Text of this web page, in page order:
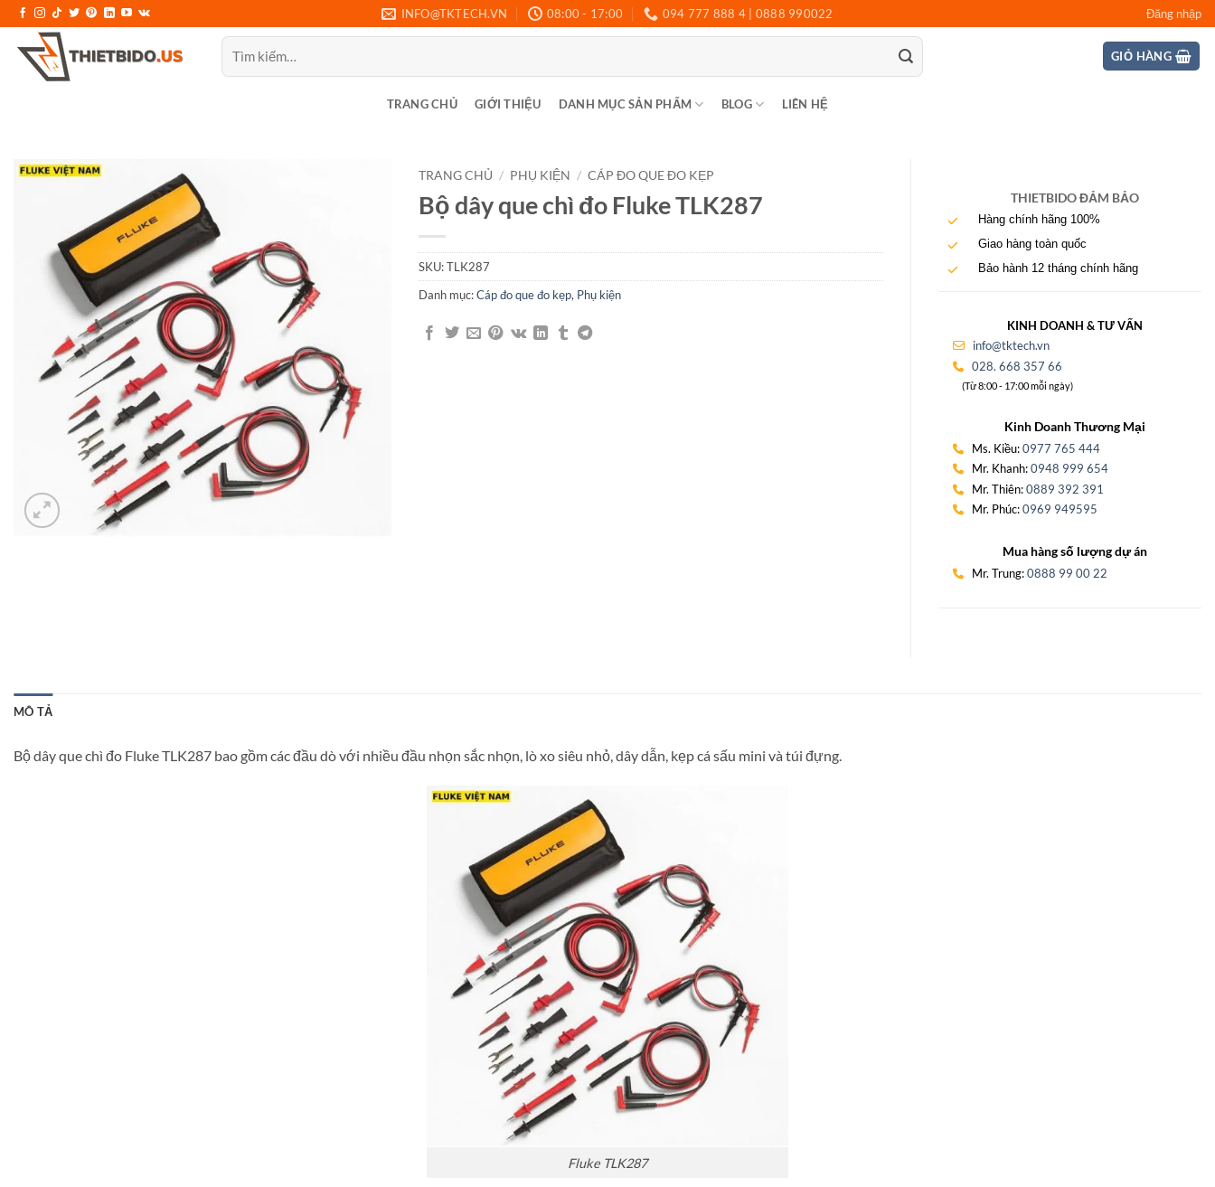
qua
nội
INFO@TKTECH.VN 08:00 - 17:00 094 777 888 4 | 0888 990022 Đăng nhập
Tìm
kiếm:
GIỎ HÀNG
TRANG CHỦ GIỚI THIỆU DANH MỤC SẢN PHẨM BLOG LIÊN HỆ
TRANG CHỦ / PHỤ KIỆN / CÁP ĐO QUE ĐO KẸP
Bộ dây que chì đo Fluke TLK287
SKU:TLK287
Danh mục:Cáp đo que đo kẹp, Phụ kiện
THIETBIDO ĐẢM BẢO
Hàng chính hãng 100%
Giao hàng toàn quốc
Bảo hành 12 tháng chính hãng
KINH DOANH & TƯ VẤN
info@tktech.vn
028. 668 357 66
(Từ 8:00 - 17:00 mỗi ngày)
Kinh Doanh Thương Mại
Ms. Kiều:0977 765 444
Mr. Khanh:0948 999 654
Mr. Thiên:0889 392 391
Mr. Phúc:0969 949595
Mua hàng số lượng dự án
Mr. Trung:0888 99 00 22
MÔ TẢ
Bộ dây que chì đo Fluke TLK287 bao gồm các đầu dò với nhiều đầu nhọn sắc nhọn, lò xo siêu nhỏ, dây dẫn, kẹp cá sấu mini và túi đựng.
Fluke TLK287